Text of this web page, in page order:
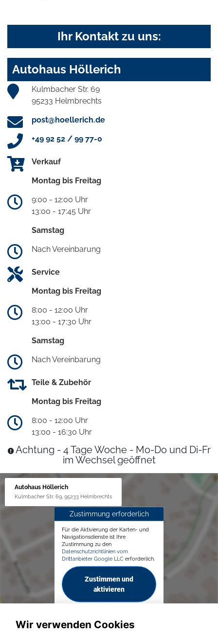
Ihr Kontakt zu uns:
Autohaus Höllerich
Kulmbacher Str. 69
95233 Helmbrechts
post@hoellerich.de
+49 92 52 / 99 77-0
Verkauf
Montag bis Freitag
9:00 - 12:00 Uhr
13:00 - 17:45 Uhr
Samstag
Nach Vereinbarung
Service
Montag bis Freitag
8:00 - 12:00 Uhr
13:00 - 17:30 Uhr
Samstag
Nach Vereinbarung
Teile & Zubehör
Montag bis Freitag
8:00 - 12:00 Uhr
13:00 - 16:30 Uhr
Achtung - 4 Tage Woche - Mo-Do und Di-Fr
im Wechsel geöffnet
Autohaus Höllerich
Kulmbacher Str. 69, 95233 Helmbrechts
Zustimmung erforderlich
Für die Aktivierung der Karten- und
Navigationsdienste ist Ihre
Zustimmung zu den
Datenschutzrichtlinien vom
Drittanbieter Google LLC erforderlich.
Zustimmen und
aktivieren
Wir verwenden Cookies